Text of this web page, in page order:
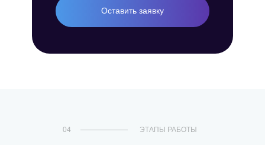
Оставить заявку
04 ЭТАПЫ РАБОТЫ